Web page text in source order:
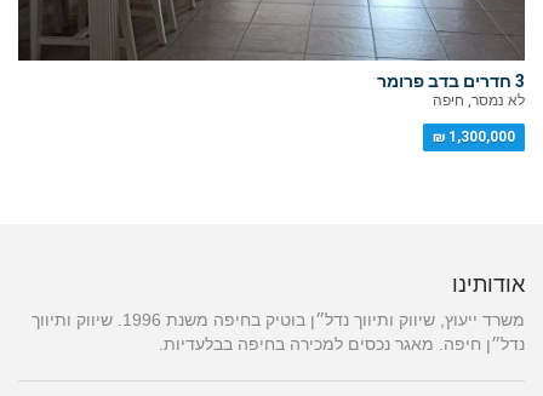
3 חדרים בדב פרומר
לא נמסר, חיפה
1,300,000 ₪
אודותינו
משרד ייעוץ, שיווק ותיווך נדל״ן בוטיק בחיפה משנת 1996. שיווק ותיווך
נדל״ן חיפה. מאגר נכסים למכירה בחיפה בבלעדיות.